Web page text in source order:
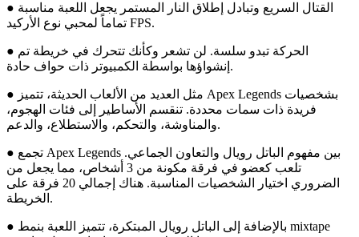
● القتال السريع وتبادل إطلاق النار المستمر يجعل اللعبة مناسبة
تماماً لمحبي نوع الأركيد FPS.
● الحركة تبدو سلسة. لن تشعر وكأنك تتحرك في خريطة تم
إنشواؤها بواسطة الكمبيوتر ذات حواف حادة.
● مثل العديد من الألعاب الحديثة، تتميز Apex Legends بشخصيات
فريدة ذات سمات محددة. تنقسم الأساطير إلى فئات الهجوم،
والمناوشة، والتحكم، والاستطلاع، والدعم.
● تجمع Apex Legends بين مفهوم الباتل رويال والتعاون الجماعي.
تلعب كعضو في فرقة مكونة من 3 أشخاص، مما يجعل من
الضروري اختيار الشخصيات المناسبة. هناك إجمالي 20 فرقة على
الخريطة.
● بالإضافة إلى الباتل رويال المبتكرة، تتميز اللعبة بنمط mixtape